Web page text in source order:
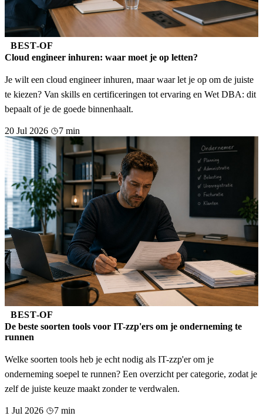
BEST-OF
Cloud engineer inhuren: waar moet je op letten?
Je wilt een cloud engineer inhuren, maar waar let je op om de juiste
te kiezen? Van skills en certificeringen tot ervaring en Wet DBA: dit
bepaalt of je de goede binnenhaalt.
20 Jul 2026 7 min
BEST-OF
De beste soorten tools voor IT-zzp'ers om je onderneming te
runnen
Welke soorten tools heb je echt nodig als IT-zzp'er om je
onderneming soepel te runnen? Een overzicht per categorie, zodat je
zelf de juiste keuze maakt zonder te verdwalen.
1 Jul 2026 7 min